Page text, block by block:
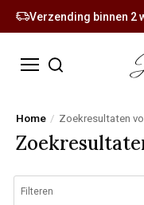
Verzending binnen 2
Home / Zoekresultaten
Filteren